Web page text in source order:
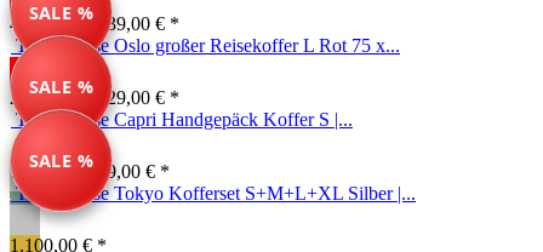
SALE %
468,00 € * 539,00 € *
SALE %
Travelhouse Oslo großer Reisekoffer L Rot 75 x...
269,00 € * 329,00 € *
SALE %
Travelhouse Capri Handgepäck Koffer S |...
74,99 € *149,00 € *
Travelhouse Tokyo Kofferset S+M+L+XL Silber |...
1.100,00 € *